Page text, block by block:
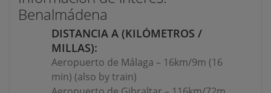
Benalmádena
DISTANCIA A (KILÓMETROS /
MILLAS):
Aeropuerto de Málaga – 16km/9m (16
min) (also by train)